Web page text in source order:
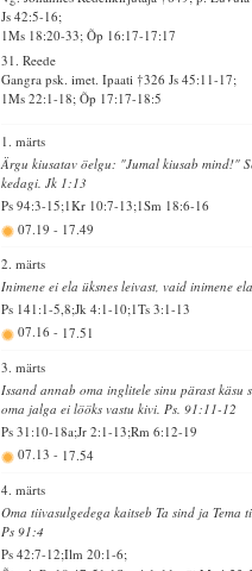
Js 42:5-16;
1Ms 18:20-33; Õp 16:17-17:17
31. Reede
Gangra psk. imet. Ipaati †326 Js 45:11-17;
1Ms 22:1-18; Õp 17:17-18:5
1. märts
Ärgu kiusatav öelgu: "Jumal kiusab mind!"
kedagi. Jk 1:13
Ps 94:3-15;1Kr 10:7-13;1Sm 18:6-16
07.19- 17.49
2. märts
Inimene ei ela üksnes leivast, vaid inimene
Ps 141:1-5,8;Jk 4:1-10;1Ts 3:1-13
07.16- 17.51
3. märts
Issand annab oma inglitele sinu pärast
oma jalga ei lööks vastu kivi. Ps. 91:11-12
Ps 31:10-18a;Jr 2:1-13;Rm 6:12-19
07.13- 17.54
4. märts
Oma tiivasulgedega kaitseb Ta sind ja
Ps 91:4
Ps 42:7-12;Ilm 20:1-6;